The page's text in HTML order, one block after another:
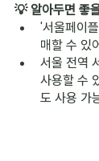
💡 알아두면 좋
'서울페이
매할 수 있
서울 전역
사용할 수
도 사용 가